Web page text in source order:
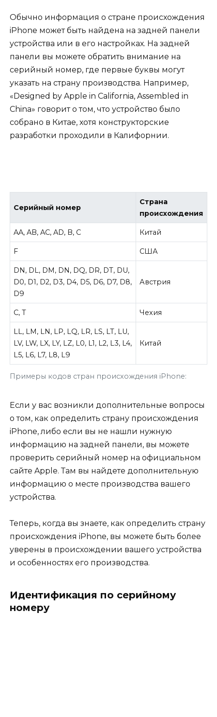
Обычно информация о стране происхождения
iPhone может быть найдена на задней панели
устройства или в его настройках. На задней
панели вы можете обратить внимание на
серийный номер, где первые буквы могут
указать на страну производства. Например,
«Designed by Apple in California, Assembled in
China» говорит о том, что устройство было
собрано в Китае, хотя конструкторские
разработки проходили в Калифорнии.
Примеры кодов стран происхождения iPhone:
Серийный номер
Страна
происхождения
AA, AB, AC, AD, B, C Китай
F США
DN, DL, DM, DN, DQ, DR, DT, DU,
D0, D1, D2, D3, D4, D5, D6, D7, D8,
D9
Австрия
С, T Чехия
LL, LM, LN, LP, LQ, LR, LS, LT, LU,
LV, LW, LX, LY, LZ, L0, L1, L2, L3, L4,
L5, L6, L7, L8, L9
Китай
Если у вас возникли дополнительные вопросы
о том, как определить страну происхождения
iPhone, либо если вы не нашли нужную
информацию на задней панели, вы можете
проверить серийный номер на официальном
сайте Apple. Там вы найдете дополнительную
информацию о месте производства вашего
устройства.
Теперь, когда вы знаете, как определить страну
происхождения iPhone, вы можете быть более
уверены в происхождении вашего устройства
и особенностях его производства.
Идентификация по серийному
номеру